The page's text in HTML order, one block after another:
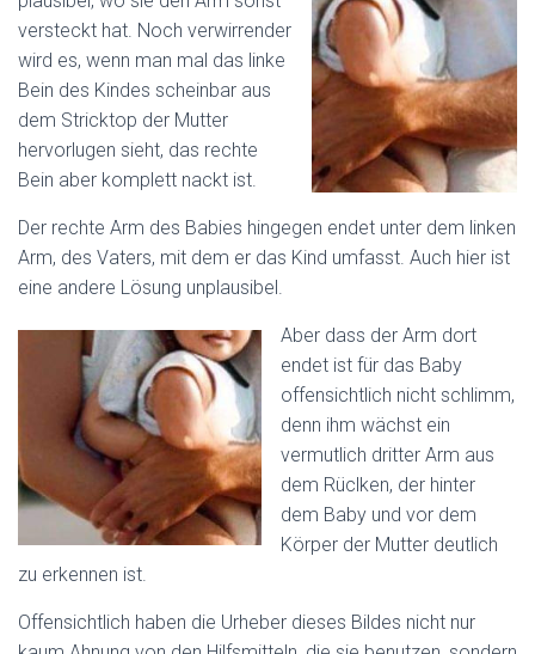
versteckt hat. Noch verwirrender
wird es, wenn man mal das linke
Bein des Kindes scheinbar aus
dem Stricktop der Mutter
hervorlugen sieht, das rechte
Bein aber komplett nackt ist.
Der rechte Arm des Babies hingegen endet unter dem linken
Arm, des Vaters, mit dem er das Kind umfasst. Auch hier ist
eine andere Lösung unplausibel.
Aber dass der Arm dort
endet ist für das Baby
offensichtlich nicht schlimm,
denn ihm wächst ein
vermutlich dritter Arm aus
dem Rüclken, der hinter
dem Baby und vor dem
Körper der Mutter deutlich
zu erkennen ist.
Offensichtlich haben die Urheber dieses Bildes nicht nur